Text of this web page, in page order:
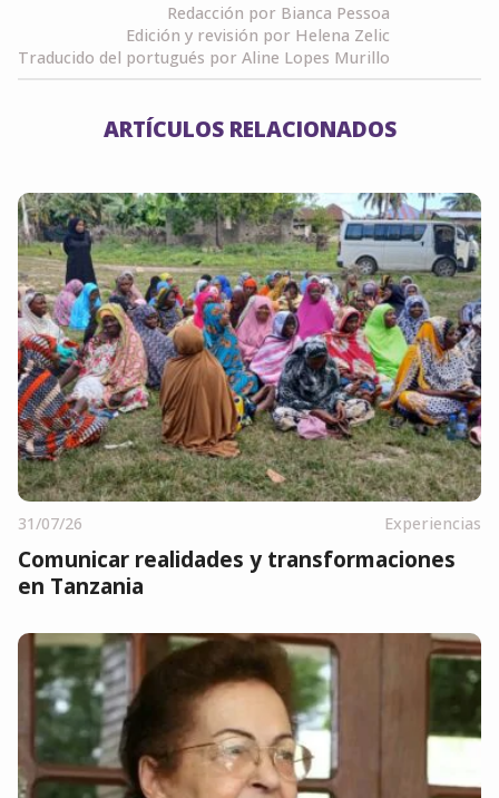
Redacción por Bianca Pessoa
Edición y revisión por Helena Zelic
Traducido del portugués por Aline Lopes Murillo
ARTÍCULOS RELACIONADOS
31/07/26 Experiencias
Comunicar realidades y transformaciones
en Tanzania